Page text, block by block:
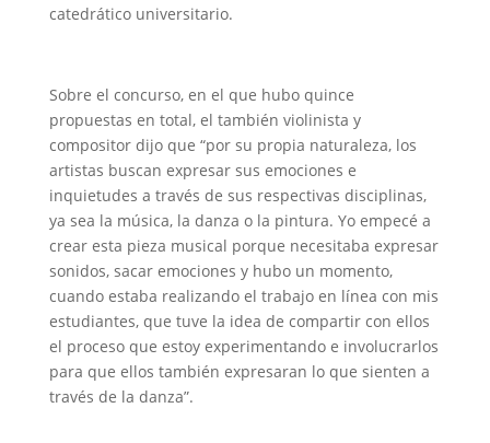
catedrático universitario.
Sobre el concurso, en el que hubo quince
propuestas en total, el también violinista y
compositor dijo que “por su propia naturaleza, los
artistas buscan expresar sus emociones e
inquietudes a través de sus respectivas disciplinas,
ya sea la música, la danza o la pintura. Yo empecé a
crear esta pieza musical porque necesitaba expresar
sonidos, sacar emociones y hubo un momento,
cuando estaba realizando el trabajo en línea con mis
estudiantes, que tuve la idea de compartir con ellos
el proceso que estoy experimentando e involucrarlos
para que ellos también expresaran lo que sienten a
través de la danza”.